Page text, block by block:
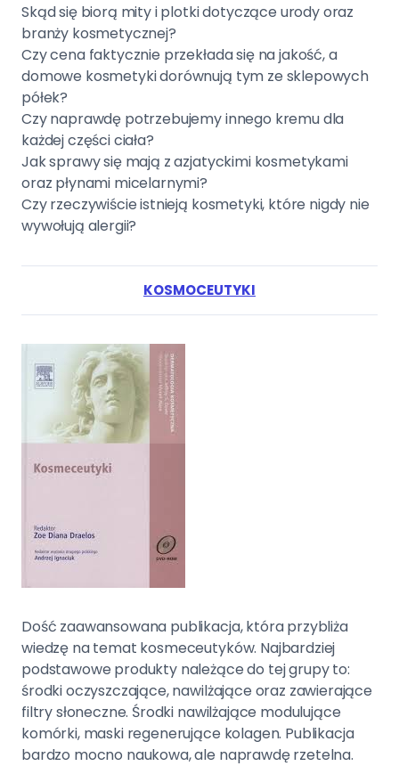
Skąd się biorą mity i plotki dotyczące urody oraz
branży kosmetycznej?
Czy cena faktycznie przekłada się na jakość, a
domowe kosmetyki dorównują tym ze sklepowych
półek?
Czy naprawdę potrzebujemy innego kremu dla
każdej części ciała?
Jak sprawy się mają z azjatyckimi kosmetykami
oraz płynami micelarnymi?
Czy rzeczywiście istnieją kosmetyki, które nigdy nie
wywołują alergii?
KOSMOCEUTYKI
Dość zaawansowana publikacja, która przybliża
wiedzę na temat kosmeceutyków. Najbardziej
podstawowe produkty należące do tej grupy to:
środki oczyszczające, nawilżające oraz zawierające
filtry słoneczne. Środki nawilżające modulujące
komórki, maski regenerujące kolagen. Publikacja
bardzo mocno naukowa, ale naprawdę rzetelna.